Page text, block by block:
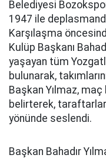
Belediyesi
1947 ile
Karşılaşma
Kulüp Başkanı
yaşayan tüm
bulunarak,
Başkan Yılmaz,
belirterek,
yönünde seslendi.
Başkan Bahadır